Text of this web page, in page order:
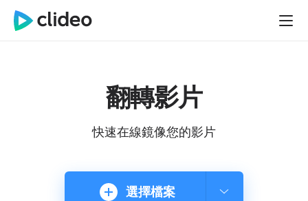
翻轉影片
快速在線鏡像您的影片
選擇檔案